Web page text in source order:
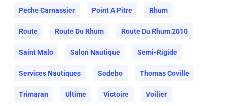
Peche Carnassier Point A Pitre Rhum
Route Route Du Rhum Route Du Rhum 2010
Saint Malo Salon Nautique Semi-Rigide
Services Nautiques Sodebo Thomas Coville
Trimaran Ultime Victoire Voilier